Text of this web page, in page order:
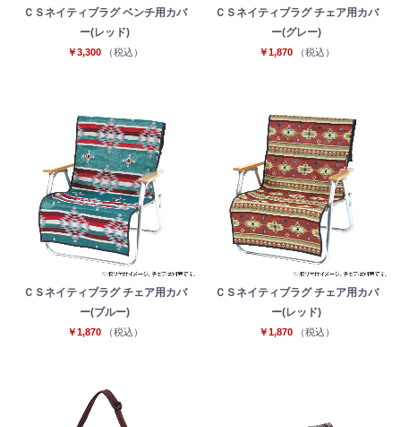
ＣＳネイティブラグ ベンチ用カバ
ー(レッド)
￥3,300 （税込）
ＣＳネイティブラグ チェア用カバ
ー(グレー)
￥1,870 （税込）
ＣＳネイティブラグ チェア用カバ
ー(ブルー)
￥1,870 （税込）
ＣＳネイティブラグ チェア用カバ
ー(レッド)
￥1,870 （税込）